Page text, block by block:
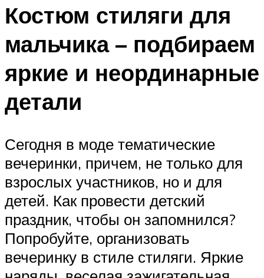
Костюм стиляги для
мальчика – подбираем
яркие и неординарные
детали
Сегодня в моде тематические
вечеринки, причем, не только для
взрослых участников, но и для
детей. Как провести детский
праздник, чтобы он запомнился?
Попробуйте, организовать
вечеринку в стиле стиляги. Яркие